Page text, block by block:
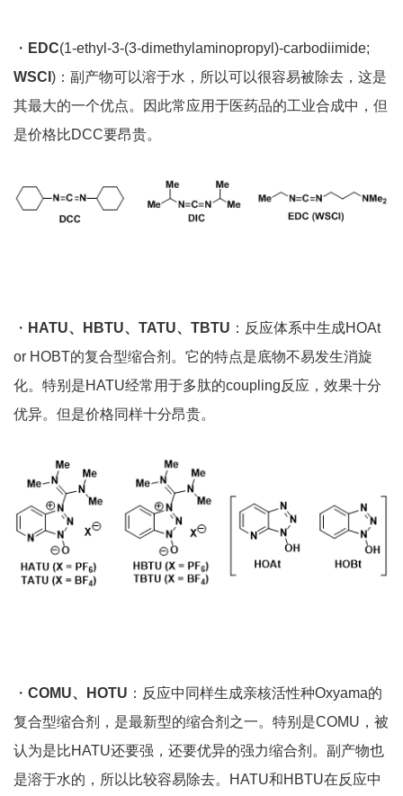
・ EDC(1-ethyl-3-(3-dimethylaminopropyl)-carbodiimide;
WSCI )：副产物可以溶于水，所以可以很容易被除去，这是
其最大的一个优点。因此常应用于医药品的工业合成中，但
是价格比DCC要昂贵。
・ HATU、HBTU、TATU、TBTU ：反应体系中生成HOAt
or HOBT的复合型缩合剂。它的特点是底物不易发生消旋
化。特别是HATU经常用于多肽的coupling反应，效果十分
优异。但是价格同样十分昂贵。
・ COMU、HOTU ：反应中同样生成亲核活性种Oxyama的
复合型缩合剂，是最新型的缩合剂之一。特别是COMU，被
认为是比HATU还要强，还要优异的强力缩合剂。副产物也
是溶于水的，所以比较容易除去。HATU和HBTU在反应中